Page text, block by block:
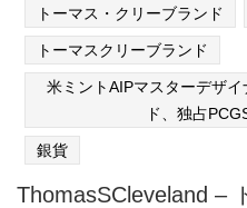
トーマス・クリーブランド
トーマスクリーブランド
米ミントAIPマスターデザ
ド、独占
銀貨
ThomasSCleveland –